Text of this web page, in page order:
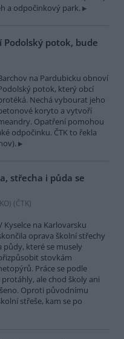
a odpočinkový park.
potok, bude
na Pardubicku obnoví
potok, který obcí
Nechá vybourat jeho
koryto a vytvoří
Opatření pomohou
odpočinku. ČTK to řekla
střecha i půda se
(ČTK)
Kyselce na Karlovarsku
oprava školní střechy
půdy, které se musely
stovkám
Práce se podle
ale chod školy ani
Oproti původnímu
střeše, kam se po